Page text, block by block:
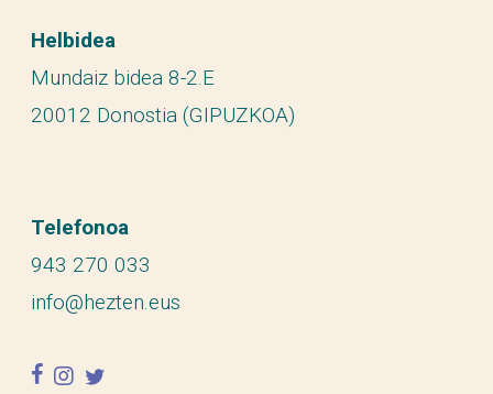
Helbidea
Mundaiz bidea 8-2.E
20012 Donostia (GIPUZKOA)
Telefonoa
943 270 033
info@hezten.eus
facebook
instagram
twitter